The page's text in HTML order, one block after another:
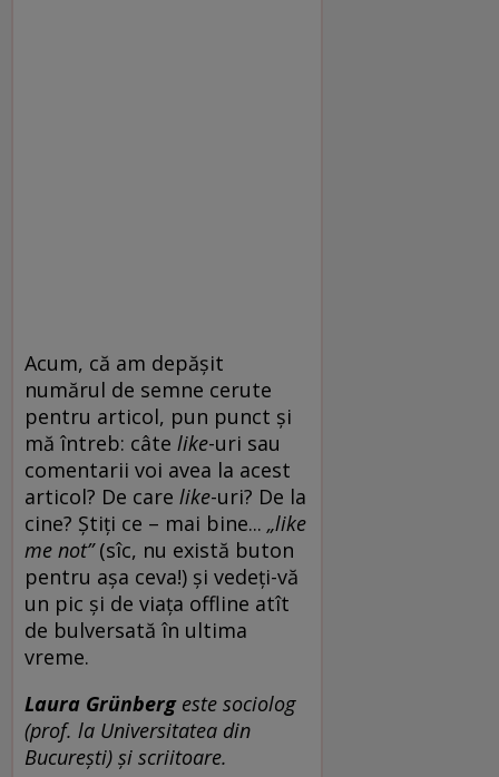
Acum, că am depășit
numărul de semne cerute
pentru articol, pun punct și
mă întreb: câte like-uri sau
comentarii voi avea la acest
articol? De care like-uri? De la
cine? Știți ce – mai bine... „like
me not”(sîc, nu există buton
pentru așa ceva!) și vedeți-vă
un pic și de viața offline atît
de bulversată în ultima
vreme.
Laura Grünbergeste sociolog
(prof. la Universitatea din
București) și scriitoare.